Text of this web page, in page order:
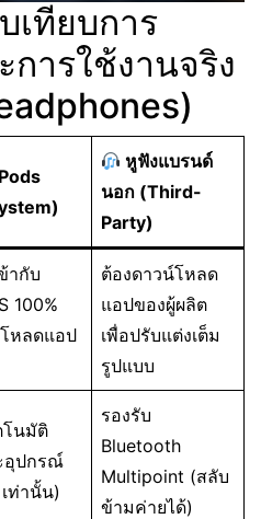
เทียบการ
ารใช้งานจริง
หูฟังแบรนด์
นอก (Third-
Party)
ากับ
100%
หลดแอป
ต้องดาวน์โหลด
แอปของผู้ผลิต
เพื่อปรับแต่งเต็ม
รูปแบบ
โนมัติ
อุปกรณ์
ท่านั้น)
รองรับ
Bluetooth
Multipoint (สลับ
ข้ามค่ายได้)